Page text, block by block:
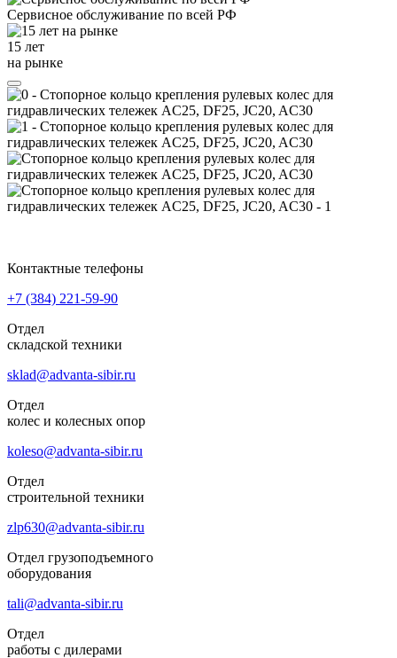
Сервисное обслуживание по всей РФ
15 лет
на рынке
Контактные телефоны
+7 (384) 221-59-90
Отдел
складской техники
sklad@advanta-sibir.ru
Отдел
колес и колесных опор
koleso@advanta-sibir.ru
Отдел
строительной техники
zlp630@advanta-sibir.ru
Отдел грузоподъемного
оборудования
tali@advanta-sibir.ru
Отдел
работы с дилерами